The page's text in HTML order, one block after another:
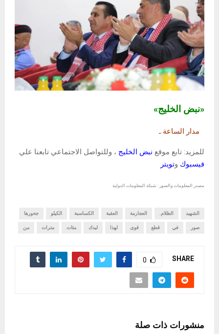
«نبض الخليج»
مدار الساعةـ
للمزيد: تابع موقع نبض الخليج ، وللتواصل الاجتماعي تابعنا علي
فيسبوك وتويتر
مصدر المعلومات والصور : شبكة المعلومات الدولية
الشهيد الظلام. العجارمة العقبة الكساسبة الكيلو جحورها
صور في قطع قوى لهذا ليدك مئات مترات من
SHARE
0
منشورات ذات صلة